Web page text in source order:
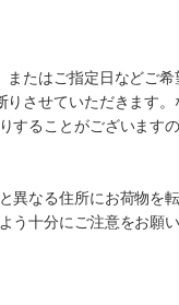
たはご指定日などご希
させていただきます
ることがございますの
異なる住所にお荷物を
十分にご注意をお願い